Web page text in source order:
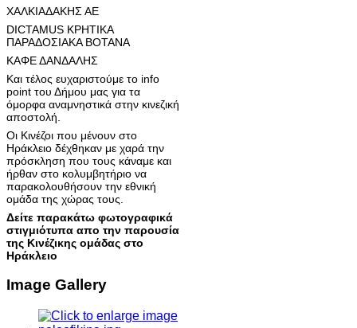
ΧΑΛΚΙΑΔΑΚΗΣ ΑΕ
DICTAMUS ΚΡΗΤΙΚΑ
ΠΑΡΑΔΟΣΙΑΚΑ ΒΟΤΑΝΑ
ΚΑΦΕ ΔΑΝΔΑΛΗΣ
Και τέλος ευχαριστούμε το info
point του Δήμου μας για τα
όμορφα αναμνηστικά στην κινεζική
αποστολή.
Οι Κινέζοι που μένουν στο
Ηράκλειο δέχθηκαν με χαρά την
πρόσκληση που τους κάναμε και
ήρθαν στο κολυμβητήριο να
παρακολουθήσουν την εθνική
ομάδα της χώρας τους.
Δείτε παρακάτω φωτογραφικά
στιγμιότυπα απο την παρουσία
της Κινέζικης ομάδας στο
Ηράκλειο
Image Gallery